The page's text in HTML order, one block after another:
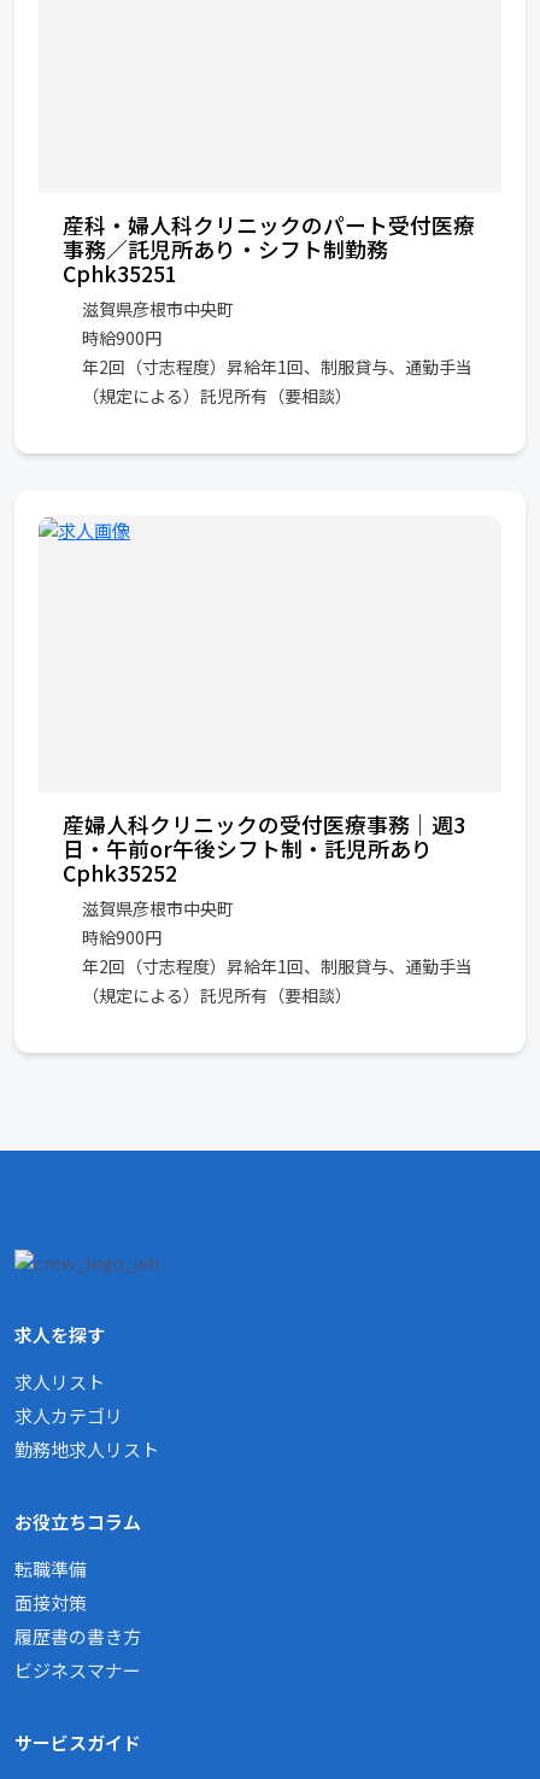
産科・婦人科クリニックのパート受付医療
事務／託児所あり・シフト制勤務
Cphk35251
滋賀県彦根市中央町
時給900円
年2回（寸志程度）昇給年1回、制服貸与、通勤手当
（規定による）託児所有（要相談）
産婦人科クリニックの受付医療事務｜週3
日・午前or午後シフト制・託児所あり
Cphk35252
滋賀県彦根市中央町
時給900円
年2回（寸志程度）昇給年1回、制服貸与、通勤手当
（規定による）託児所有（要相談）
求人を探す
求人リスト
求人カテゴリ
勤務地求人リスト
お役立ちコラム
転職準備
面接対策
履歴書の書き方
ビジネスマナー
サービスガイド